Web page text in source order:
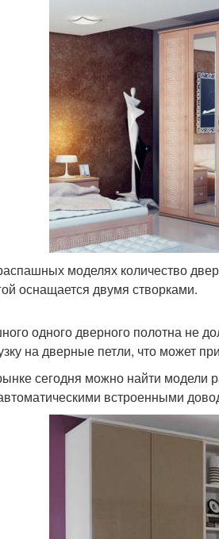
моделях количество
оснащается двумя створками.
одного дверного полотна не
на дверные петли, что может
сегодня можно найти модели
встроенными